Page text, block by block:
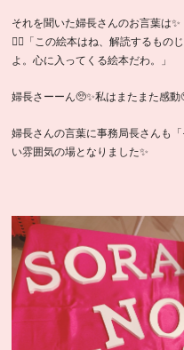
それを聞いた婦長さんのお言葉は✨
👩‍⚕️「この絵本はね、解読するもの
よ。心に入ってくる絵本だわ。」
婦長さーーん🥺✨私はまたまた感動
婦長さんの言葉に事務局長さんも
い雰囲気の場となりました✨